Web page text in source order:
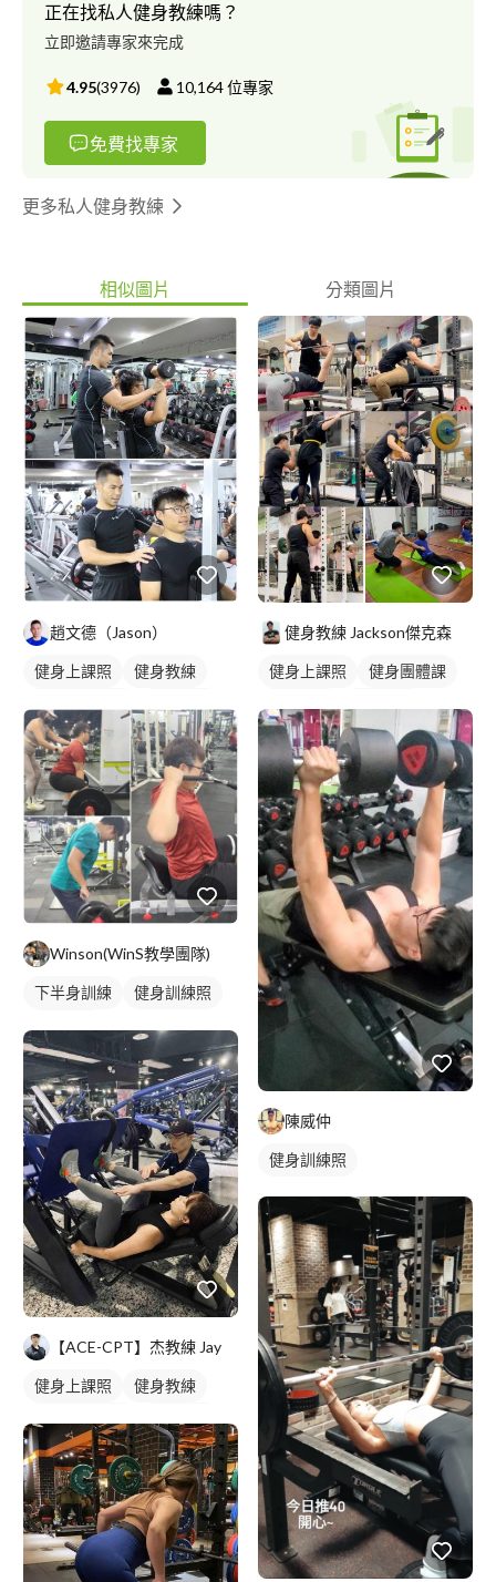
正在找私人健身教練嗎？
立即邀請專家來完成
4.95(3976) 10,164位專家
免費找專家
更多私人健身教練
相似圖片 分類圖片
趙文德（Jason）
健身上課照
健身教練
重訓課程
健身課程
Winson(WinS教學團隊)
下半身訓練
健身訓練照
【ACE-CPT】杰教練 Jay
健身上課照
健身教練
重訓課程
健身課程
腿部訓練
下半身訓練
健身教練 Jackson傑克森
健身上課照
健身團體課
健身課程
陳威仲
健身訓練照